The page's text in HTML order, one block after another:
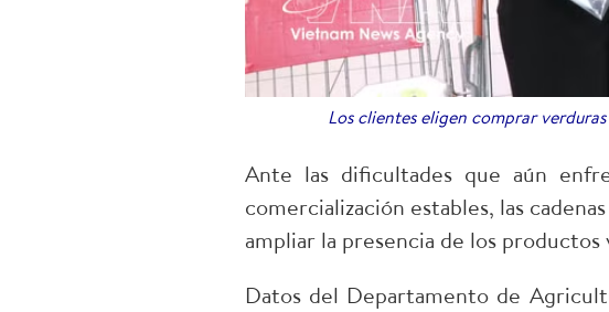
Los clientes eligen comprar
Ante las dificultades que aún
comercialización estables, las
ampliar la presencia de los
Datos del Departamento de